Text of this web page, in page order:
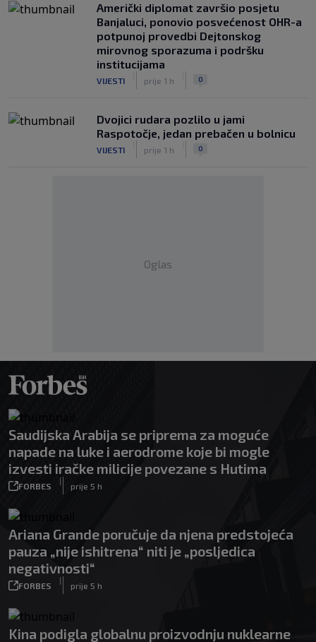
Američki diplomat završio posjetu
Banjaluci, ponovio posvećenost OHR-a
potpunoj provedbi Dejtonskog
mirovnog sporazuma i podršku
institucijama
VIJESTI prije 1 h 0
Dvojici rudara pozlilo u jami
Raspotočje, jedan prebačen u bolnicu
VIJESTI prije 1 h 0
Oglas
Saudijska Arabija se priprema za moguće
napade na luke i aerodrome koje bi mogle
izvesti iračke milicije povezane s Hutima
FORBES
|
prije 5 h
Ariana Grande poručuje da njena predstojeća
pauza „nije ishitrena“ niti je „posljedica
negativnosti“
FORBES
|
prije 5 h
Kina podigla globalnu proizvodnju nuklearne